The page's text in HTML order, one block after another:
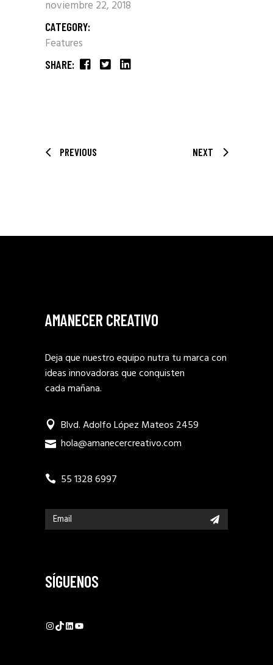
noviembre 22, 2018
CATEGORY:
Features
SHARE:
PREVIOUS NEXT
AMANECER CREATIVO
Deja que nuestro equipo nutra tu marca con
ideas innovadoras que conquisten
cada mañana.
Blvd. Adolfo López Mateos 2459
hola@amanecercreativo.com
55 1328 6997
SÍGUENOS